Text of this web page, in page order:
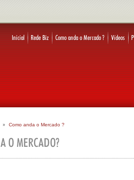
Como anda o Mercado ?